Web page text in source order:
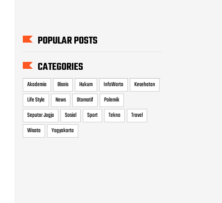
POPULAR POSTS
CATEGORIES
Akademia Bisnis Hukum InfoWarta
Kesehatan
Life Style
News Otomotif
Polemik
Seputar Jogja
Sosial Sport Tekno
Travel
Wisata
Yogyakarta